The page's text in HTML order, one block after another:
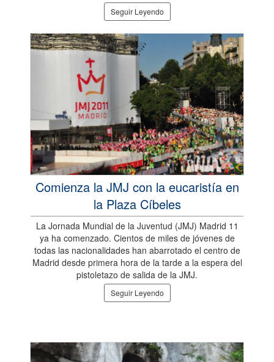
Seguir Leyendo
Comienza la JMJ con la eucaristía en
la Plaza Cíbeles
La Jornada Mundial de la Juventud (JMJ) Madrid 11
ya ha comenzado. Cientos de miles de jóvenes de
todas las nacionalidades han abarrotado el centro de
Madrid desde primera hora de la tarde a la espera del
pistoletazo de salida de la JMJ.
Seguir Leyendo